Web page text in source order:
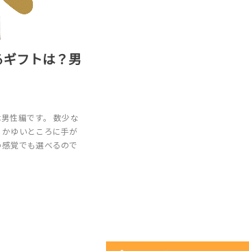
フトは？男
性編です。 数少な
ゆいところに手が
覚でも選べるので